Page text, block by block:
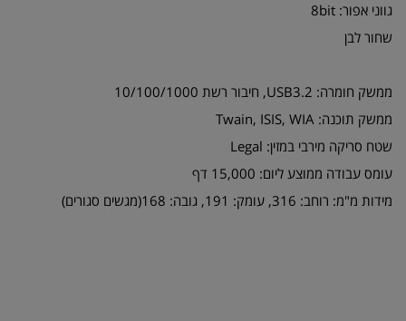
גווני אפור: 8bit
שחור לבן
ממשק חומרה: USB3.2, חיבור רשת 10/100/1000
ממשק תוכנה: Twain, ISIS, WIA
שטח סריקה מירבי במזין: Legal
עומס עבודה ממוצע ליום: 15,000 דף
מידות מ"מ: רוחב: 316, עומק: 191, גובה: 168(מגשים סגורים)